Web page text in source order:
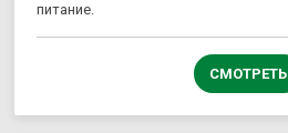
питание.
СМОТРЕТЬ